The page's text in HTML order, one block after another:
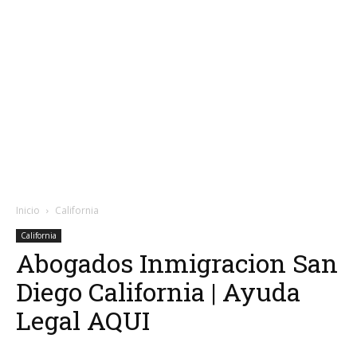
Inicio California
California
Abogados Inmigracion San
Diego California | Ayuda
Legal AQUI